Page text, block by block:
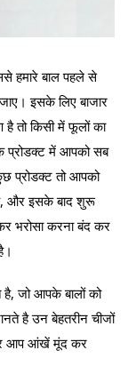
हमारे बाल पहले से
इसके लिए बाजार
तो किसी में फूलों का
प्रोडक्ट में आपको सब
प्रोडक्ट तो आपको
और इसके बाद शुरू
भरोसा करना बंद कर
जो आपके बालों को
है उन बेहतरीन चीजों
आप आंखें मूंद कर